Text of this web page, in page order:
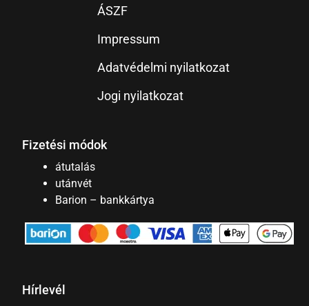
ÁSZF
Impressum
Adatvédelmi nyilatkozat
Jogi nyilatkozat
Fizetési módok
átutalás
utánvét
Barion – bankkártya
Hírlevél